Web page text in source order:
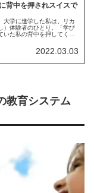
背中を押されスイスで
大学に進学した私は、リカ
）体験者のひとり。「学び
た私の背中を押してくれ
2022.03.03
教育システム